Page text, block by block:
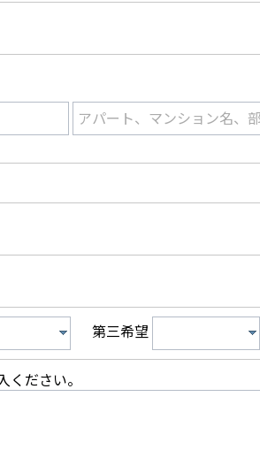
アパート、マンション名、
第三希望
ださい。